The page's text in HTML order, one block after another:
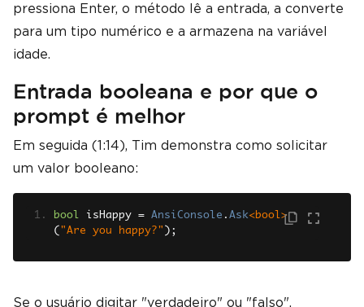
pressiona Enter, o método lê a entrada, a converte
para um tipo numérico e a armazena na variável
idade.
Entrada booleana e por que o
prompt é melhor
Em seguida (1:14), Tim demonstra como solicitar
um valor booleano:
bool isHappy = AnsiConsole . Ask<bool>
( "Are you happy?" );
Se o usuário digitar "verdadeiro" ou "falso",